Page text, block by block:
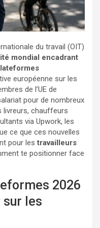
du travail (OIT)
mondial encadrant
européenne sur les
de l’UE de
pour de nombreux
livreurs, chauffeurs
via Upwork, les
ce que ces nouvelles
pour lestravailleurs
te positionner face
2026
sur les